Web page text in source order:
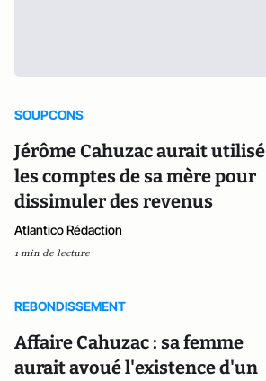
SOUPCONS
Jérôme Cahuzac aurait utilisé
les comptes de sa mère pour
dissimuler des revenus
Atlantico Rédaction
1 min de lecture
REBONDISSEMENT
Affaire Cahuzac : sa femme
aurait avoué l'existence d'un